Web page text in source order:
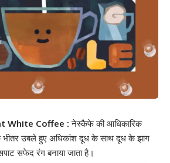
White Coffee :नेस्कैफे की आधिकारिक
उबले हुए अधिकांश दूध के साथ दूध के झाग
सफेद रंग बनाया जाता है।